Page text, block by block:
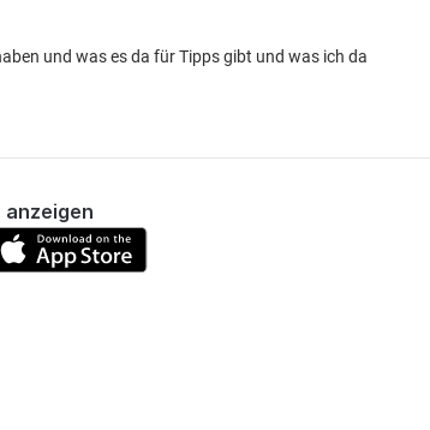
und was es da für Tipps gibt und was ich da